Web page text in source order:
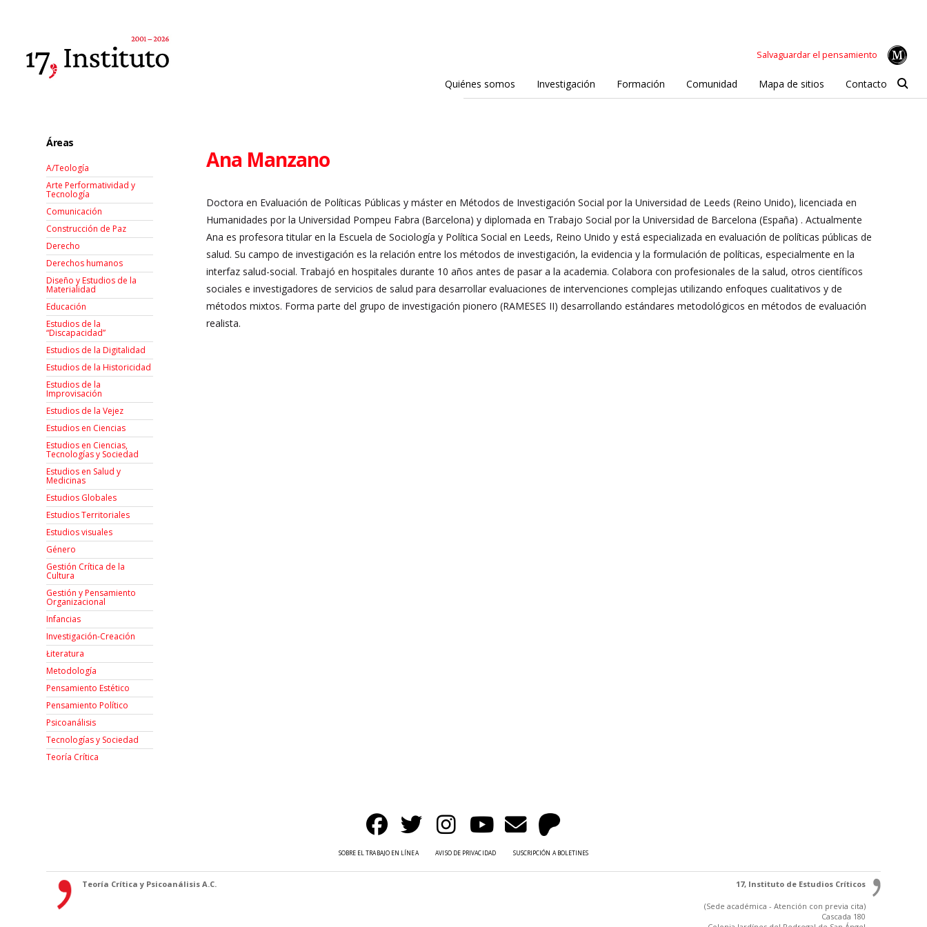
Salvaguardar el pensamiento
Quiénes somos Investigación Formación Comunidad Mapa de sitios Contacto
Ana Manzano
Doctora en Evaluación de Políticas Públicas y máster en Métodos de Investigación Social por la Universidad de Leeds (Reino Unido), licenciada en
Humanidades por la Universidad Pompeu Fabra (Barcelona) y diplomada en Trabajo Social por la Universidad de Barcelona (España) . Actualmente
Ana es profesora titular en la Escuela de Sociología y Política Social en Leeds, Reino Unido y está especializada en evaluación de políticas públicas de
salud. Su campo de investigación es la relación entre los métodos de investigación, la evidencia y la formulación de políticas, especialmente en la
interfaz salud-social. Trabajó en hospitales durante 10 años antes de pasar a la academia. Colabora con profesionales de la salud, otros científicos
sociales e investigadores de servicios de salud para desarrollar evaluaciones de intervenciones complejas utilizando enfoques cualitativos y de
métodos mixtos. Forma parte del grupo de investigación pionero (RAMESES II) desarrollando estándares metodológicos en métodos de evaluación
realista.
Áreas
A/Teología
Arte Performatividad y
Tecnología
Comunicación
Construcción de Paz
Derecho
Derechos humanos
Diseño y Estudios de la
Materialidad
Educación
Estudios de la
“Discapacidad”
Estudios de la Digitalidad
Estudios de la Historicidad
Estudios de la
Improvisación
Estudios de la Vejez
Estudios en Ciencias
Estudios en Ciencias,
Tecnologías y Sociedad
Estudios en Salud y
Medicinas
Estudios Globales
Estudios Territoriales
Estudios visuales
Género
Gestión Crítica de la
Cultura
Gestión y Pensamiento
Organizacional
Infancias
Investigación-Creación
Łiteratura
Metodología
Pensamiento Estético
Pensamiento Político
Psicoanálisis
Tecnologías y Sociedad
Teoría Crítica
SOBRE EL TRABAJO EN LÍNEA AVISO DE PRIVACIDAD SUSCRIPCIÓN A BOLETINES
Teoría Crítica y Psicoanálisis A.C. 17, Instituto de Estudios Críticos
(Sede académica - Atención con previa cita)
Cascada 180